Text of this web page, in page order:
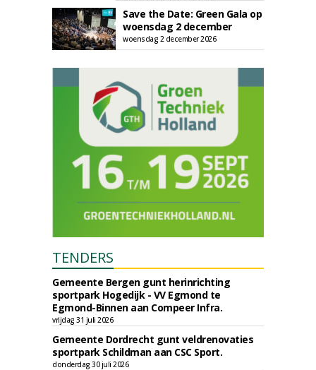
Save the Date: Green Gala op
woensdag 2 december
woensdag 2 december 2026
TENDERS
Gemeente Bergen gunt herinrichting
sportpark Hogedijk - VV Egmond te
Egmond-Binnen aan Compeer Infra.
vrijdag 31 juli 2026
Gemeente Dordrecht gunt veldrenovaties
sportpark Schildman aan CSC Sport.
donderdag 30 juli 2026